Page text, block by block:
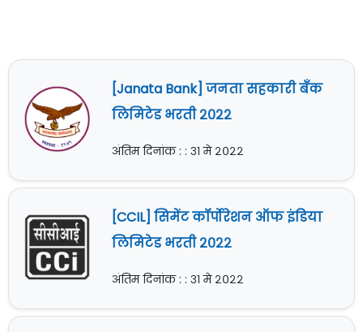
[Janata Bank] जनता सहकारी बँक
लिमिटेड भरती २०२२
अंतिम दिनांक : : ३१ मे २०२२
[CCIL] सिमेंट कॉर्पोरेशन ऑफ इंडिया
लिमिटेड भरती २०२२
अंतिम दिनांक : : ३१ मे २०२२